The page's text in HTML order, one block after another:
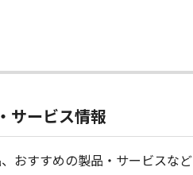
サービス情報
おすすめの製品・サービスなど